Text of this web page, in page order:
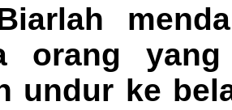
orang yang
undur ke